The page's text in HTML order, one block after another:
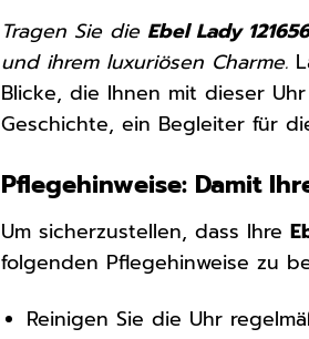
Tragen Sie die Ebel Lady
und ihrem luxuriösen Charme.
Blicke, die Ihnen mit dieser
Geschichte, ein Begleiter für
Pflegehinweise: Damit
Um sicherzustellen, dass Ihre
folgenden Pflegehinweise zu
Reinigen Sie die Uhr